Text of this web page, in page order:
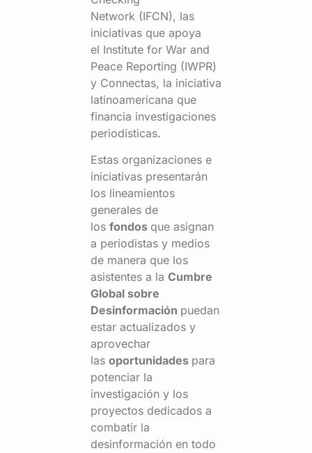
Network (IFCN), las
iniciativas que apoya
el Institute for War and
Peace Reporting (IWPR)
y Connectas, la iniciativa
latinoamericana que
financia investigaciones
periodísticas.
Estas organizaciones e
iniciativas presentarán
los lineamientos
generales de
los fondos que asignan
a periodistas y medios
de manera que los
asistentes a la Cumbre
Global sobre
Desinformación puedan
estar actualizados y
aprovechar
las oportunidades para
potenciar la
investigación y los
proyectos dedicados a
combatir la
desinformación en todo